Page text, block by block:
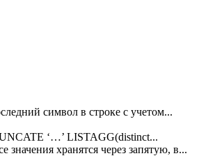
символ в строке с учетом...
‘…’ LISTAGG(distinct...
значения хранятся через запятую, в...